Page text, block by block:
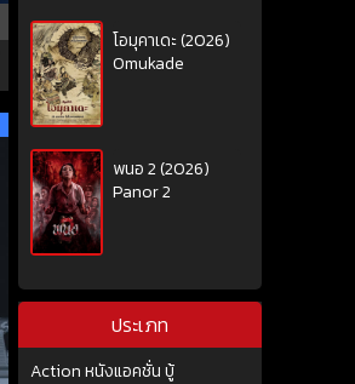
โอมุคาเดะ (2026)
Omukade
พนอ 2 (2026)
Panor 2
ประเภท
Action หนังแอคชั่น บู้